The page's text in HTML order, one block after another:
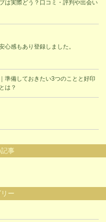
は実際どう？口コミ・評判や出会い
心感もあり登録しました。
準備しておきたい3つのことと好印
は？
事
ー